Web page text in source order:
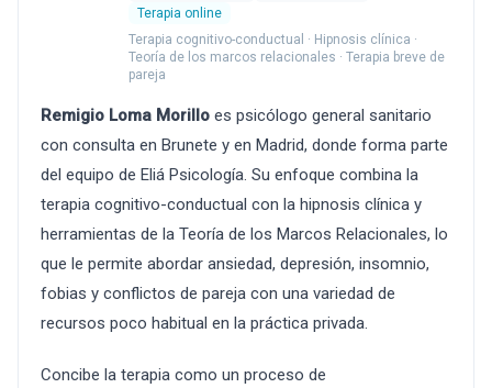
Terapia online
Terapia cognitivo-conductual · Hipnosis clínica ·
Teoría de los marcos relacionales · Terapia breve de
pareja
Remigio Loma Morillo es psicólogo general sanitario
con consulta en Brunete y en Madrid, donde forma parte
del equipo de Eliá Psicología. Su enfoque combina la
terapia cognitivo-conductual con la hipnosis clínica y
herramientas de la Teoría de los Marcos Relacionales, lo
que le permite abordar ansiedad, depresión, insomnio,
fobias y conflictos de pareja con una variedad de
recursos poco habitual en la práctica privada.
Concibe la terapia como un proceso de